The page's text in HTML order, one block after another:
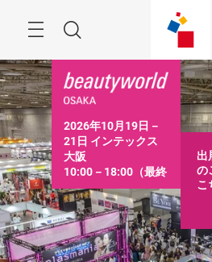
す
る
索
2026年10月19日－
21日 インテックス
大阪
10:00－18:00（最終
日は16:30まで）
出
の
こ